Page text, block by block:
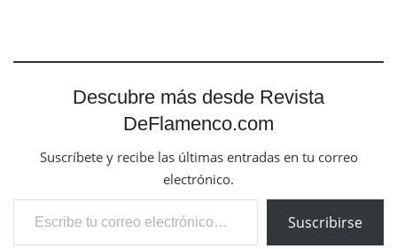
Descubre más desde Revista
DeFlamenco.com
Suscríbete y recibe las últimas entradas en tu correo
electrónico.
Escribe tu correo electrónico…
Suscribirse